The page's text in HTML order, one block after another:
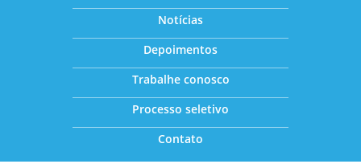
Notícias
Depoimentos
Trabalhe conosco
Processo seletivo
Contato